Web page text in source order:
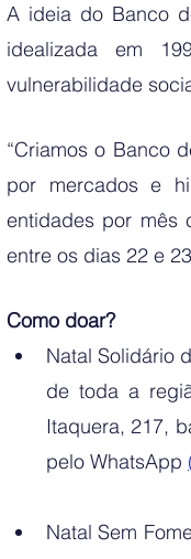
A ideia do Banco
idealizada em
vulnerabilidade
“Criamos o Banco
por mercados e
entidades por mês
entre os dias 22 e
Como doar?
Natal Solidário
de toda a
Itaquera, 217,
pelo WhatsApp
Natal Sem